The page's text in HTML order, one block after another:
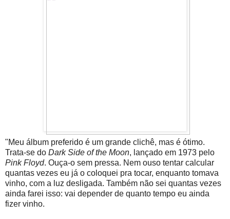
"Meu álbum preferido é um grande clichê, mas é ótimo.
Trata-se do Dark Side of the Moon, lançado em 1973 pelo
Pink Floyd. Ouça-o sem pressa. Nem ouso tentar calcular
quantas vezes eu já o coloquei pra tocar, enquanto tomava
vinho, com a luz desligada. Também não sei quantas vezes
ainda farei isso: vai depender de quanto tempo eu ainda
fizer vinho.